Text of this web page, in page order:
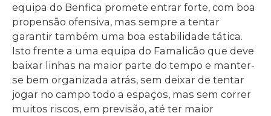
equipa do Benfica promete entrar forte, com boa
propensão ofensiva, mas sempre a tentar
garantir também uma boa estabilidade tática.
Isto frente a uma equipa do Famalicão que deve
baixar linhas na maior parte do tempo e manter-
se bem organizada atrás, sem deixar de tentar
jogar no campo todo a espaços, mas sem correr
muitos riscos, em previsão, até ter maior